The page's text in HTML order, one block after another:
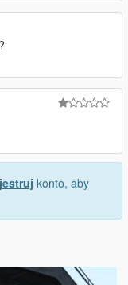
konto, aby